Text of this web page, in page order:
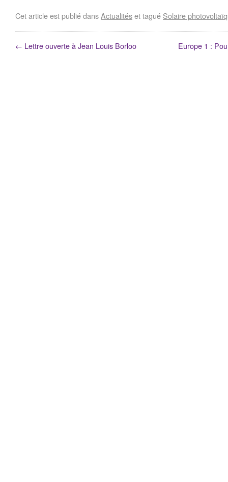
Cet article est publié dansActualitéset tagué Solaire
← Lettre ouverte à Jean Louis Borloo Europe 1 :